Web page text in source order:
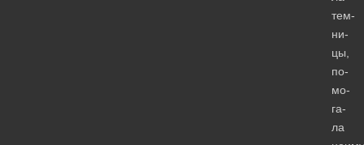
тем­
ни­
цы,
по­
мо­
га­
ла